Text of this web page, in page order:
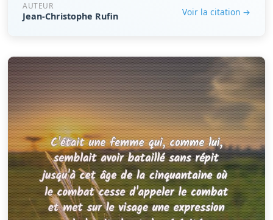
AUTEUR
Jean-Christophe Rufin Voir la citation →